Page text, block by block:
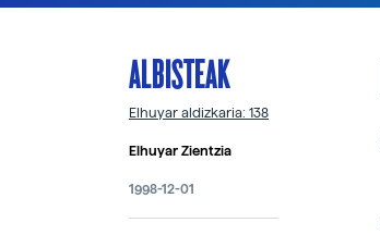
ALBISTEAK
Elhuyar aldizkaria: 138
Elhuyar Zientzia
1998-12-01